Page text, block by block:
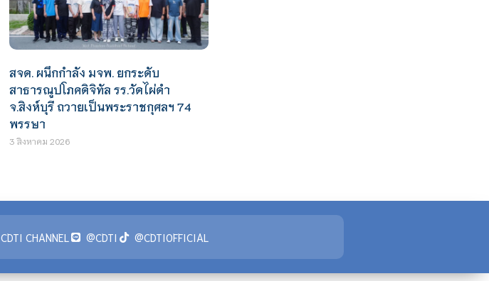
สจด. ผนึกกำลัง มจพ. ยกระดับ
สาธารณูปโภคดิจิทัล รร.วัดไผ่ดำ
จ.สิงห์บุรี ถวายเป็นพระราชกุศลฯ 74
พรรษา
3 สิงหาคม 2026
CDTI CHANNEL @CDTI @CDTIOFFICIAL